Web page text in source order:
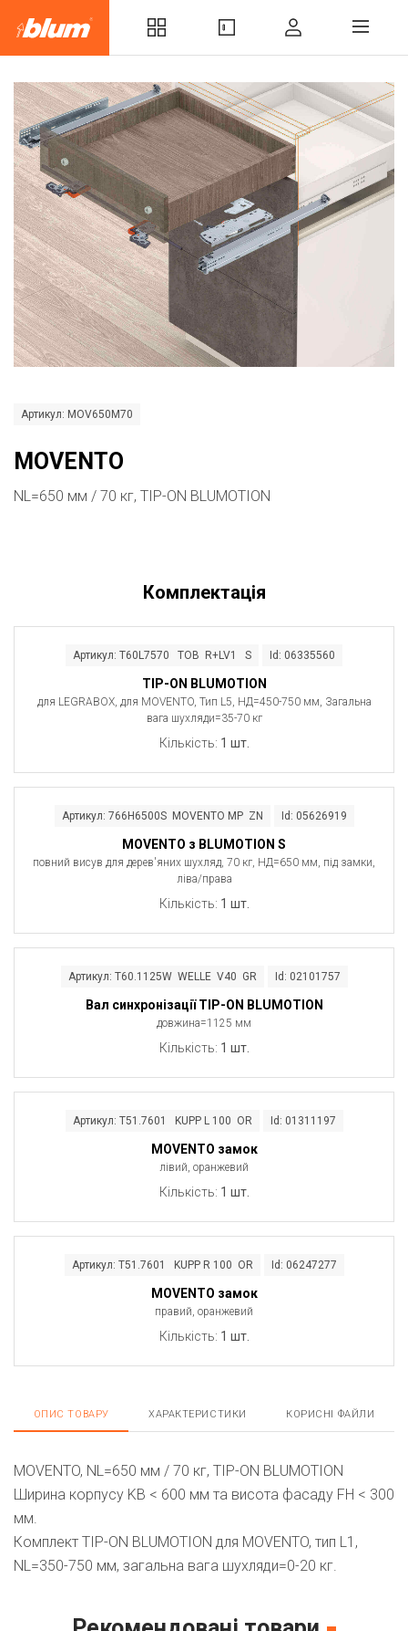
Артикул: MOV650M70
MOVENTO
NL=650 мм / 70 кг, TIP-ON BLUMOTION
Комплектація
Артикул: T60L7570 TOB R+LV1 S Id: 06335560
TIP-ON BLUMOTION
для LEGRABOX, для MOVENTO, Тип L5, НД=450-750 мм, Загальна
вага шухляди=35-70 кг
Кількість: 1 шт.
Артикул: 766H6500S MOVENTO MP ZN Id: 05626919
MOVENTO з BLUMOTION S
повний висув для дерев'яних шухляд, 70 кг, НД=650 мм, під замки,
ліва/права
Кількість: 1 шт.
Артикул: T60.1125W WELLE V40 GR Id: 02101757
Вал синхронізації TIP-ON BLUMOTION
довжина=1125 мм
Кількість: 1 шт.
Артикул: T51.7601 KUPP L 100 OR Id: 01311197
MOVENTO замок
лівий, оранжевий
Кількість: 1 шт.
Артикул: T51.7601 KUPP R 100 OR Id: 06247277
MOVENTO замок
правий, оранжевий
Кількість: 1 шт.
ОПИС ТОВАРУ ХАРАКТЕРИСТИКИ КОРИСНІ ФАЙЛИ
MOVENTO, NL=650 мм / 70 кг, TIP-ON BLUMOTION
Ширина корпусу KB < 600 мм та висота фасаду FH < 300
мм.
Комплект TIP-ON BLUMOTION для MOVENTO, тип L1,
NL=350-750 мм, загальна вага шухляди=0-20 кг.